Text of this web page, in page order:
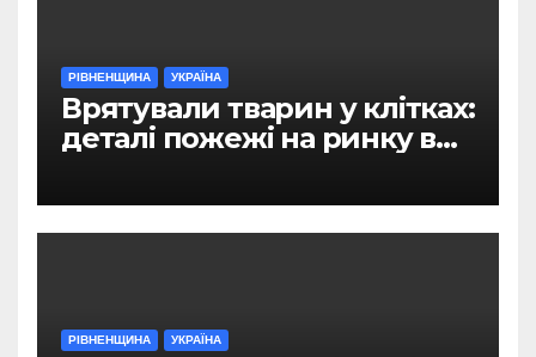
РІВНЕНЩИНА УКРАЇНА
Врятували тварин у клітках:
деталі пожежі на ринку в
РІВНЕНЩИНА УКРАЇНА